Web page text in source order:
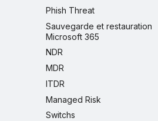
Phish Threat
Sauvegarde et restauration
Microsoft 365
NDR
MDR
ITDR
Managed Risk
Switchs